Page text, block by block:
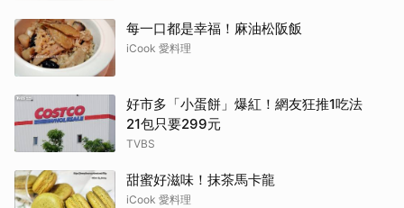
每一口都是幸福！麻油松阪飯
iCook 愛料理
好市多「小蛋餅」爆紅！網友狂推1吃法
21包只要299元
TVBS
甜蜜好滋味！抹茶馬卡龍
iCook 愛料理